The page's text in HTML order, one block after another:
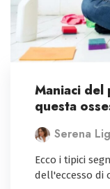
Maniaci del
questa
Serena
Ecco i tipici
dell'eccesso di